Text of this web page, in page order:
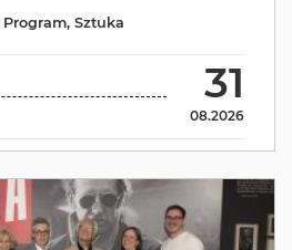
31
08.2026
Program, Sztuka